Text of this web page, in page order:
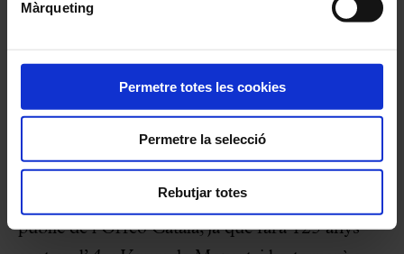
Màrqueting
Permetre totes les cookies
Permetre la selecció
Rebutjar totes
formacions més energètiques i estimulants del
Sinfónica Simón Bolívar, dirigida pel carismàtic
director Gustavo Dudamel (Palau de la Música
Catalana 15.03.2017 i Auditorio Nacional de
Madrid, 16.03.2017). La cita següent serà el
05.04.2017, rememorant el primer concert
públic de l’Orfeó Català, ja que farà 125 anys